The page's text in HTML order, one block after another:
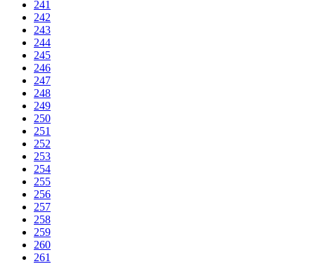
241
242
243
244
245
246
247
248
249
250
251
252
253
254
255
256
257
258
259
260
261